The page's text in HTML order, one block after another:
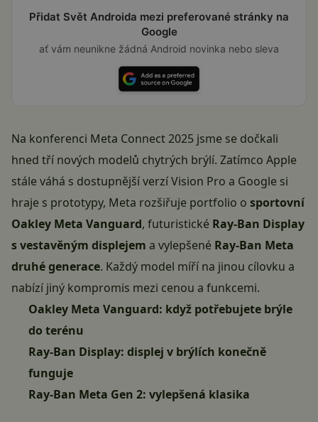
Přidat Svět Androida mezi preferované stránky na
Google
ať vám neunikne žádná Android novinka nebo sleva
Na konferenci Meta Connect 2025 jsme se dočkali
hned tří nových modelů chytrých brýlí. Zatímco Apple
stále váhá s dostupnější verzí Vision Pro a Google si
hraje s prototypy, Meta rozšiřuje portfolio o sportovní
Oakley Meta Vanguard, futuristické Ray-Ban Display
s vestavěným displejem a vylepšené Ray-Ban Meta
druhé generace. Každý model míří na jinou cílovku a
nabízí jiný kompromis mezi cenou a funkcemi.
Oakley Meta Vanguard: když potřebujete brýle
do terénu
Ray-Ban Display: displej v brýlích konečně
funguje
Ray-Ban Meta Gen 2: vylepšená klasika